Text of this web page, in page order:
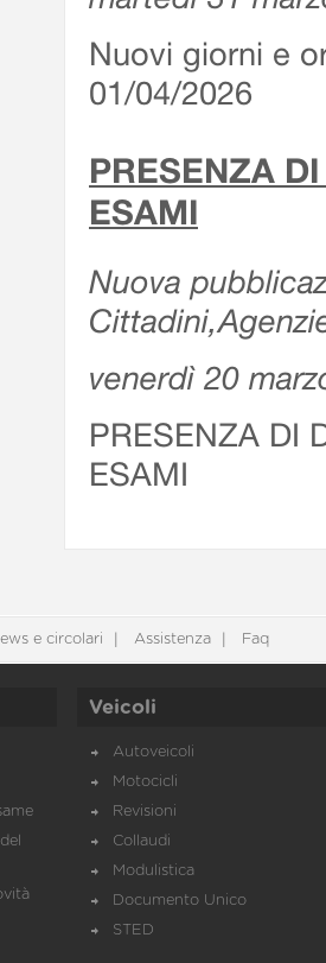
Nuovi giorni e
01/04/2026
PRESENZA
ESAMI
Nuova
venerdì 20
PRESENZA DI
ESAMI
e circolari Assistenza Faq
Veicoli
Autoveicoli
Motocicli
Revisioni
Collaudi
Modulistica
Documento Unico
STED